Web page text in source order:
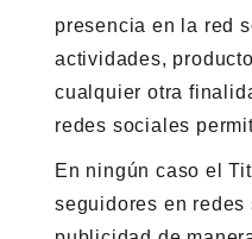
presencia en la red
actividades,
cualquier otra
redes sociales
En ningún caso el
seguidores en